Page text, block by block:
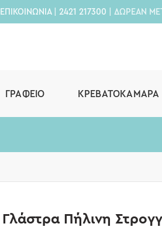
ΕΠΙΚΟΙΝΩΝΙΑ| 2421 217300 | ΔΩΡΕΑΝ
ΓΡΑΦΕΊΟ ΚΡΕΒΑΤΟΚΆΜΑΡΑ
Γλάστρα Πήλινη